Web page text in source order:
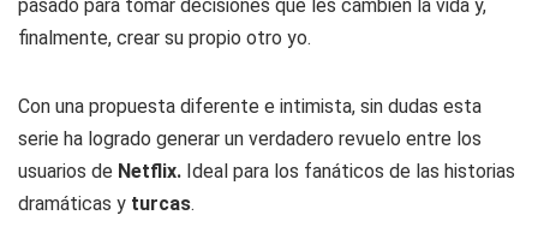
pasado para tomar decisiones que les cambien la vida y,
finalmente, crear su propio otro yo.
Con una propuesta diferente e intimista, sin dudas esta
serie ha logrado generar un verdadero revuelo entre los
usuarios de Netflix. Ideal para los fanáticos de las historias
dramáticas y turcas.